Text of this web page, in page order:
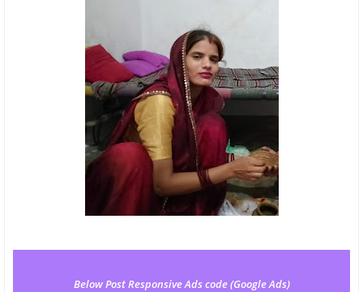
Below Post Responsive Ads code (Google Ads)